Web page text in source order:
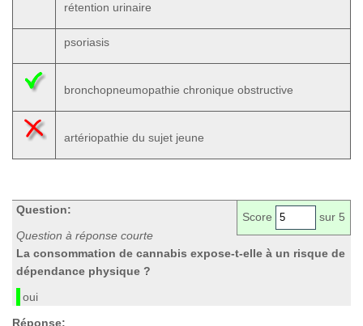
rétention urinaire
psoriasis
bronchopneumopathie chronique obstructive
artériopathie du sujet jeune
Score sur 5
Question:
Question à réponse courte
La consommation de cannabis expose-t-elle à un risque de
dépendance physique ?
oui
Réponse: